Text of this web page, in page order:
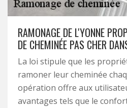
RAMONAGE DE L'YONNE
DE CHEMINÉE PAS CHER
La loi stipule que les
ramoner leur cheminée
opération offre aux
avantages tels que le